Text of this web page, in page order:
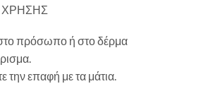
πρόσωπο ή στο δέρμα
την επαφή με τα μάτια.